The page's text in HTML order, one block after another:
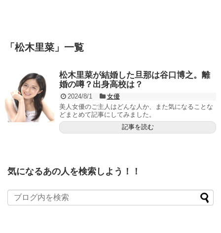
「 松木里菜 」 一覧
松木里菜が結婚した旦那は谷口博之。離
婚の噂？出身高校は？
2024/8/1
女優
美人女優のご主人はどんな人か、また気になることな
どまとめて記事にしてみました。
記事を読む
気になるあの人を検索しよう！！